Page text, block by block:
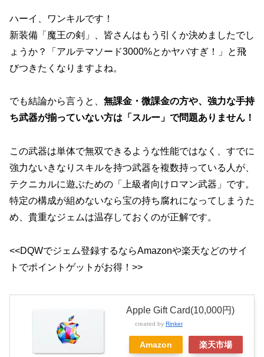
e
a
d
e
c
e
b
o
k
ail
ハーイ、ワンキルです！
新装備「魔王の剣」、皆さんはもう引くか決めましたでし
ょうか？「アルテマソード3000%とかヤバすぎ！」と飛
びつきたくなりますよね。
でも結論から言うと、 無課金・微課金の方や、強力な手持
ち武器が揃っていない方は「スルー」で問題ありません！
この武器は単体で無双できるような性能ではなく、すでに
強力ないきなりスキルを持つ武器を複数持っている人が、
テクニカルに遊ぶための「上級者向けロマン武器」です。
特定の構成が組めないなら宝の持ち腐れになってしまうた
め、貴重なジェムは温存しておくのが正解です。
<<DQWでジェム登録するならAmazonや楽天などのサイ
トでポイントゲットがお得！>>
Apple Gift Card(10,000円)
created by Rinker
Amazon 楽天市場